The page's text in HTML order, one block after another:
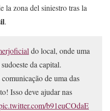
la zona del siniestro tras la
.
do local, onde uma
da capital.
de uma das
Isso deve ajudar nas
b91euCOdaE